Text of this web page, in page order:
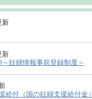
新
新
～妊婦情報事前登録制度～
給付（国の妊婦支援給付金）